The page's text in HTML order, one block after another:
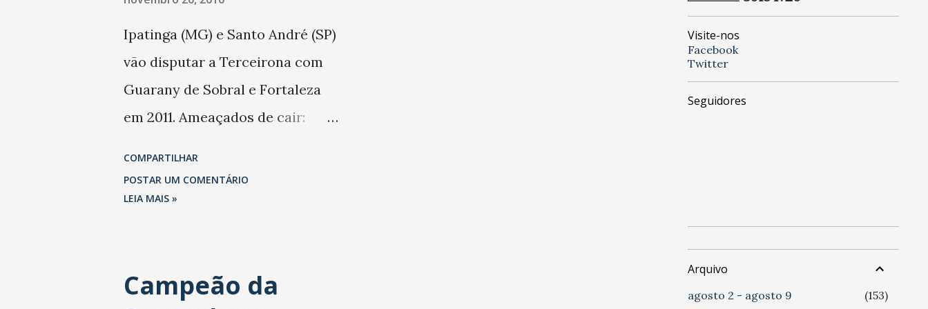
Ipatinga (MG) e Santo André (SP)
vão disputar a Terceirona com
Guarany de Sobral e Fortaleza
em 2011. Ameaçados de cair:
Brasiliense (DF) e Guaratinguetá
(SP).
COMPARTILHAR
POSTAR UM COMENTÁRIO
LEIA MAIS »
Campeão da
Visite-nos
Facebook
Twitter
Seguidores
Arquivo
agosto 2 - agosto 9
153